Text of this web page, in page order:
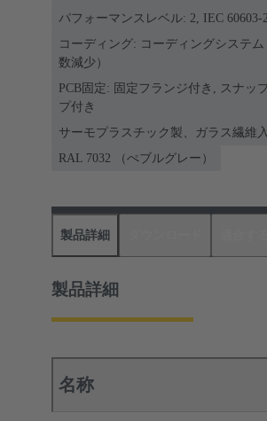
パフォーマンスレベル: 2, IEC 60603-
コーディング: コーディングシステム
数減少）
PCB固定: 固定フランジ付き, スナッ
プ付き
サーモプラスチック製、ガラス繊維
RAL 7032 （ぺブルグレー）
製品詳細
製品詳細
名称